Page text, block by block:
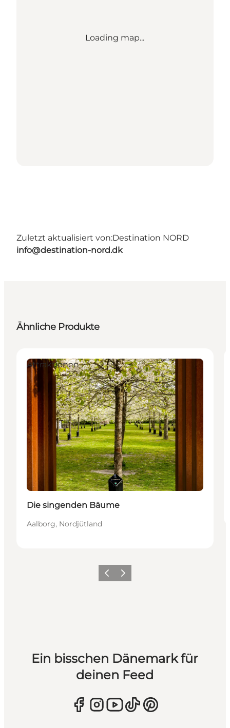
Loading map...
Zuletzt aktualisiert von:Destination NORD
info@destination-nord.dk
Ähnliche Produkte
Attraktionen
Die singenden Bäume
Aalborg, Nordjütland
ZurückWeiter
Ein bisschen Dänemark für
deinen Feed